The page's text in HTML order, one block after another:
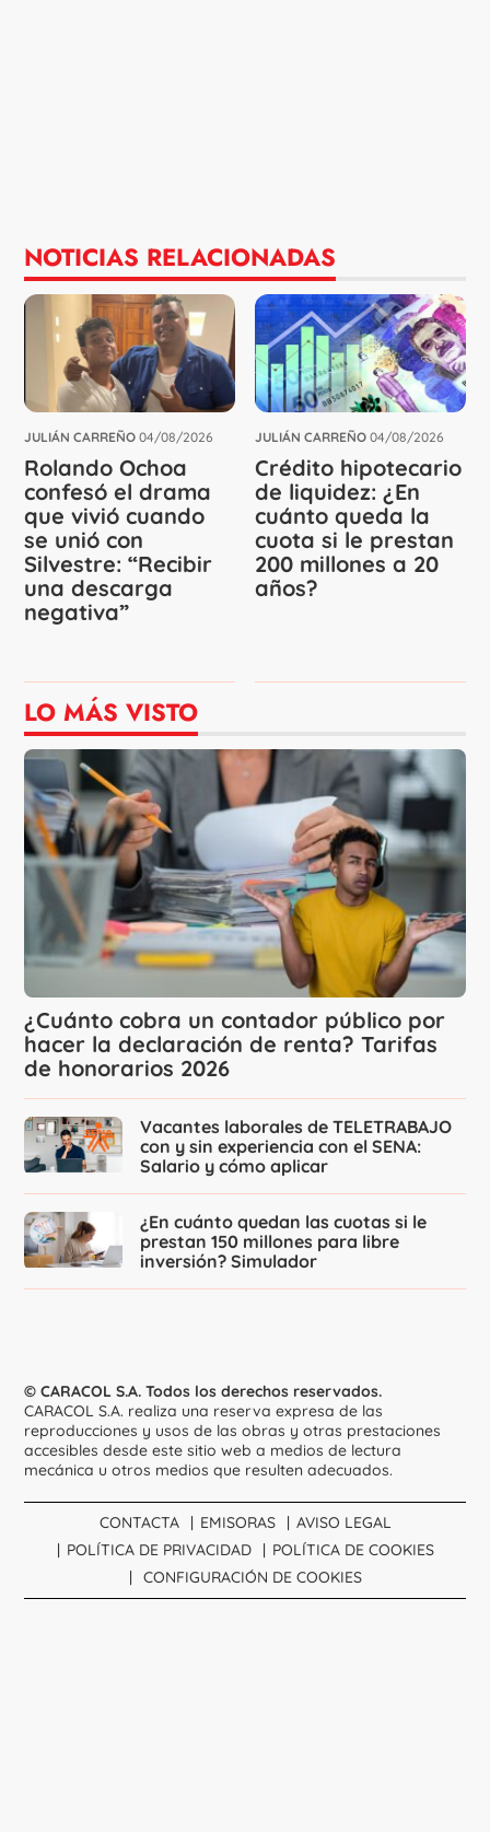
NOTICIAS RELACIONADAS
JULIÁN CARREÑO 04/08/2026
Rolando Ochoa
confesó el drama
que vivió cuando
se unió con
Silvestre: “Recibir
una descarga
negativa”
JULIÁN CARREÑO 04/08/2026
Crédito hipotecario
de liquidez: ¿En
cuánto queda la
cuota si le prestan
200 millones a 20
años?
LO MÁS VISTO
¿Cuánto cobra un contador público por
hacer la declaración de renta? Tarifas
de honorarios 2026
Vacantes laborales de TELETRABAJO
con y sin experiencia con el SENA:
Salario y cómo aplicar
¿En cuánto quedan las cuotas si le
prestan 150 millones para libre
inversión? Simulador
© CARACOL S.A. Todos los derechos reservados.
CARACOL S.A. realiza una reserva expresa de las
reproducciones y usos de las obras y otras prestaciones
accesibles desde este sitio web a medios de lectura
mecánica u otros medios que resulten adecuados.
CONTACTA EMISORAS
AVISO LEGAL
POLÍTICA DE PRIVACIDAD
POLÍTICA DE COOKIES
CONFIGURACIÓN DE COOKIES